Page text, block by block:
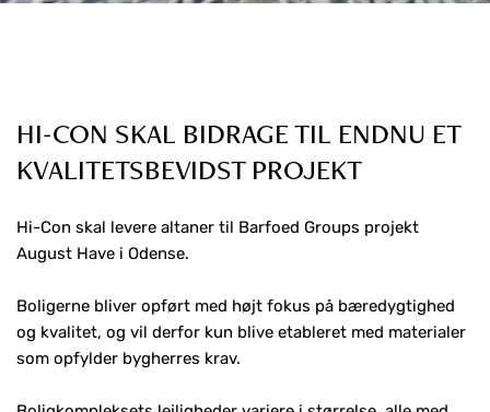
HI-CON SKAL BIDRAGE TIL ENDNU ET
KVALITETSBEVIDST PROJEKT
Hi-Con skal levere altaner til Barfoed Groups projekt
August Have i Odense.
Boligerne bliver opført med højt fokus på bæredygtighed
og kvalitet, og vil derfor kun blive etableret med materialer
som opfylder bygherres krav.